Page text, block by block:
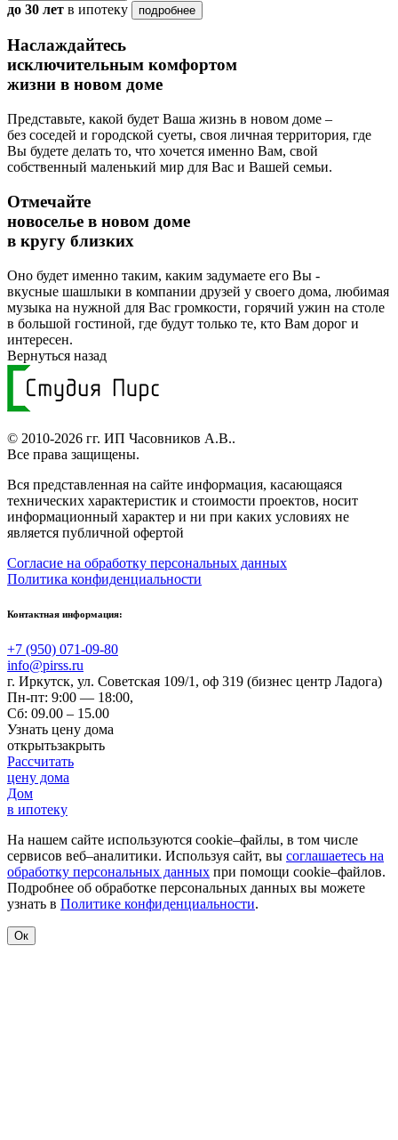
до 30 лет в ипотеку подробнее
Наслаждайтесь
исключительным комфортом
жизни в новом доме
Представьте, какой будет Ваша жизнь в новом доме –
без соседей и городской суеты, своя личная территория, где
Вы будете делать то, что хочется именно Вам, свой
собственный маленький мир для Вас и Вашей семьи.
Отмечайте
новоселье в новом доме
в кругу близких
Оно будет именно таким, каким задумаете его Вы -
вкусные шашлыки в компании друзей у своего дома, любимая
музыка на нужной для Вас громкости, горячий ужин на столе
в большой гостиной, где будут только те, кто Вам дорог и
интересен.
Вернуться назад
© 2010-2026 гг. ИП Часовников А.В..
Все права защищены.
Вся представленная на сайте информация, касающаяся
технических характеристик и стоимости проектов, носит
информационный характер и ни при каких условиях не
является публичной офертой
Согласие на обработку персональных данных
Политика конфиденциальности
Контактная информация:
+7 (950) 071-09-80
info@pirss.ru
г. Иркутск, ул. Советская 109/1, оф 319 (бизнес центр Ладога)
Пн-пт: 9:00 — 18:00,
Сб: 09.00 – 15.00
Узнать цену дома
открытьзакрыть
Рассчитать
цену дома
Дом
в ипотеку
На нашем сайте используются cookie–файлы, в том числе
сервисов веб–аналитики. Используя сайт, вы соглашаетесь на
обработку персональных данных при помощи cookie–файлов.
Подробнее об обработке персональных данных вы можете
узнать в Политике конфиденциальности.
Ок